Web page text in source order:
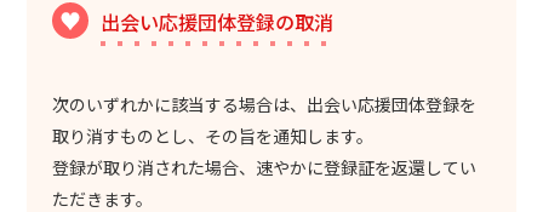
出会い応援団体登録の取消
次のいずれかに該当する場合は、出会い応援団体登録を
取り消すものとし、その旨を通知します。
登録が取り消された場合、速やかに登録証を返還してい
ただきます。